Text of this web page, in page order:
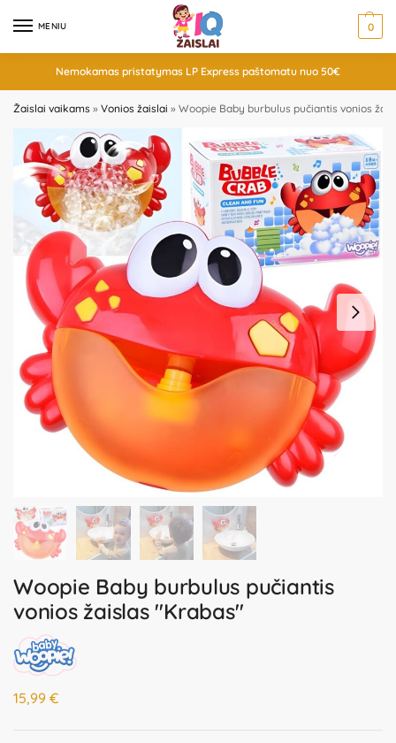
MENIU 0
Nemokamas pristatymas LP Express paštomatu nuo 50€
Žaislai vaikams » Vonios žaislai » Woopie Baby burbulus pučiantis vonios
Woopie Baby burbulus pučiantis
vonios žaislas "Krabas"
15,99 €